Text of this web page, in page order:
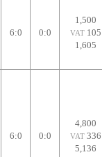
6:0 0:0
1,500
VAT105
1,605
6:0 0:0
4,800
VAT336
5,136